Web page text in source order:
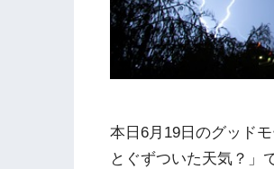
本日6月19日のグッド
とぐずついた天気？」